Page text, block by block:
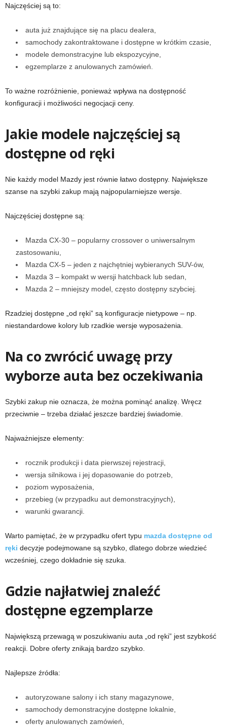
Najczęściej są to:
auta już znajdujące się na placu dealera,
samochody zakontraktowane i dostępne w krótkim czasie,
modele demonstracyjne lub ekspozycyjne,
egzemplarze z anulowanych zamówień.
To ważne rozróżnienie, ponieważ wpływa na dostępność
konfiguracji i możliwości negocjacji ceny.
Jakie modele najczęściej są
dostępne od ręki
Nie każdy model Mazdy jest równie łatwo dostępny. Największe
szanse na szybki zakup mają najpopularniejsze wersje.
Najczęściej dostępne są:
Mazda CX-30 – popularny crossover o uniwersalnym
zastosowaniu,
Mazda CX-5 – jeden z najchętniej wybieranych SUV-ów,
Mazda 3 – kompakt w wersji hatchback lub sedan,
Mazda 2 – mniejszy model, często dostępny szybciej.
Rzadziej dostępne „od ręki” są konfiguracje nietypowe – np.
niestandardowe kolory lub rzadkie wersje wyposażenia.
Na co zwrócić uwagę przy
wyborze auta bez oczekiwania
Szybki zakup nie oznacza, że można pominąć analizę. Wręcz
przeciwnie – trzeba działać jeszcze bardziej świadomie.
Najważniejsze elementy:
rocznik produkcji i data pierwszej rejestracji,
wersja silnikowa i jej dopasowanie do potrzeb,
poziom wyposażenia,
przebieg (w przypadku aut demonstracyjnych),
warunki gwarancji.
Warto pamiętać, że w przypadku ofert typu mazda dostępne od
ręki decyzje podejmowane są szybko, dlatego dobrze wiedzieć
wcześniej, czego dokładnie się szuka.
Gdzie najłatwiej znaleźć
dostępne egzemplarze
Największą przewagą w poszukiwaniu auta „od ręki” jest szybkość
reakcji. Dobre oferty znikają bardzo szybko.
Najlepsze źródła:
autoryzowane salony i ich stany magazynowe,
samochody demonstracyjne dostępne lokalnie,
oferty anulowanych zamówień,